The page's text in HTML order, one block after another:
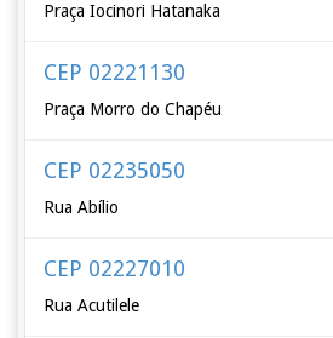
Praça Iocinori Hatanaka
CEP 02221130
Praça Morro do Chapéu
CEP 02235050
Rua Abílio
CEP 02227010
Rua Acutilele